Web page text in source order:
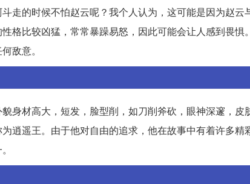
走的时候不怕赵云呢？我个人认为，这可能是因为赵云
格比较凶猛，常常暴躁易怒，因此可能会让人感到畏惧
敌意。
身材高大，短发，脸型削，如刀削斧砍，眼神深邃，皮
逍遥王。由于他对自由的追求，他在故事中有着许多精